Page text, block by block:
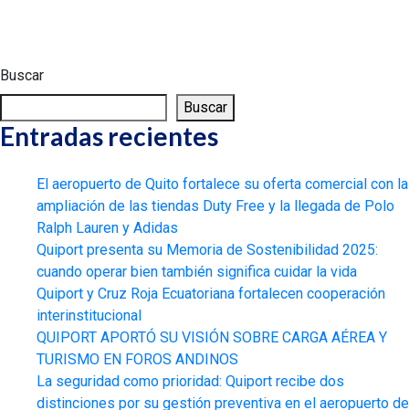
Buscar
Buscar
Entradas recientes
El aeropuerto de Quito fortalece su oferta comercial con la
ampliación de las tiendas Duty Free y la llegada de Polo
Ralph Lauren y Adidas
Quiport presenta su Memoria de Sostenibilidad 2025:
cuando operar bien también significa cuidar la vida
Quiport y Cruz Roja Ecuatoriana fortalecen cooperación
interinstitucional
QUIPORT APORTÓ SU VISIÓN SOBRE CARGA AÉREA Y
TURISMO EN FOROS ANDINOS
La seguridad como prioridad: Quiport recibe dos
distinciones por su gestión preventiva en el aeropuerto de